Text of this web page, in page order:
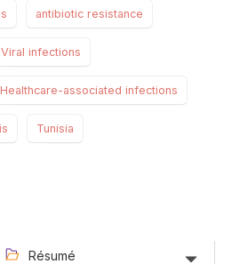
antibiotic resistance
Viral infections
Healthcare-associated infections
Tunisia
Résumé